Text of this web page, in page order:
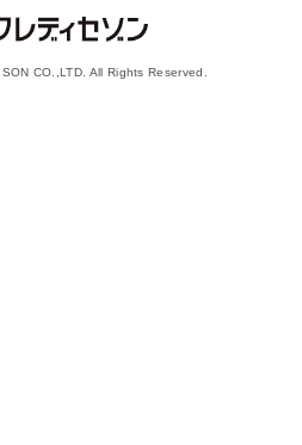
CO.,LTD. All Rights Reserved.